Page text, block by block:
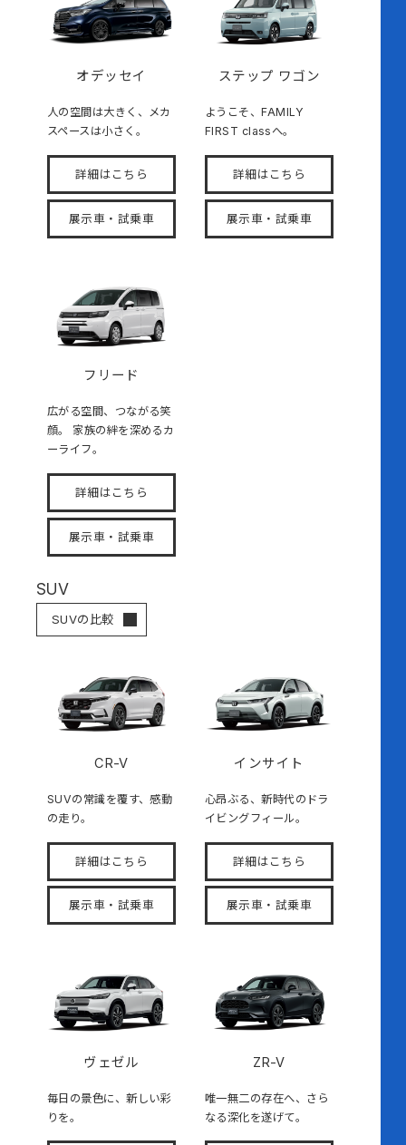
オデッセイ
人の空間は大きく、メカ
スペースは小さく。
詳細はこちら
展示車・試乗車
ステップ ワゴン
ようこそ、FAMILY
FIRST classへ。
詳細はこちら
展示車・試乗車
フリード
広がる空間、つながる笑
顔。 家族の絆を深めるカ
ーライフ。
詳細はこちら
展示車・試乗車
SUV
SUVの比較
CR-V
SUVの常識を覆す、感動
の走り。
詳細はこちら
展示車・試乗車
インサイト
心昂ぶる、新時代のドラ
イビングフィール。
詳細はこちら
展示車・試乗車
ヴェゼル
毎日の景色に、新しい彩
りを。
ZR-V
唯一無二の存在へ、さら
なる深化を遂げて。